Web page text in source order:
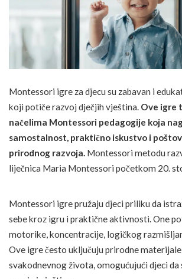
Montessori igre za djecu su zabavan i
koji potiče razvoj dječjih vještina. Ove igre
načelima Montessori pedagogije koja
samostalnost, praktično iskustvo i
prirodnog razvoja. Montessori metodu
liječnica Maria Montessori početkom 20.
Montessori igre pružaju djeci priliku da
sebe kroz igru i praktične aktivnosti. One
motorike, koncentracije, logičkog
Ove igre često uključuju prirodne
svakodnevnog života, omogućujući djeci